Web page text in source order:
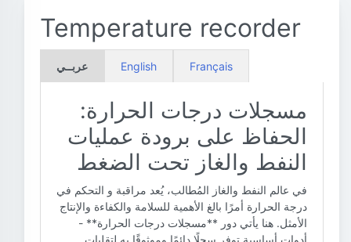
Temperature recorder
عربــي English Français
مسجلات درجات الحرارة:
الحفاظ على برودة عمليات
النفط والغاز تحت الضغط
في عالم النفط والغاز المُطالب، يُعد مراقبة و التحكم في
درجة الحرارة أمرًا بالغ الأهمية للسلامة والكفاءة والإنتاج
الأمثل. هنا يأتي دور **مسجلات درجات الحرارة** -
أدوات أساسية توفر سجلًا دائمًا وموثوقًا به لتقلبات